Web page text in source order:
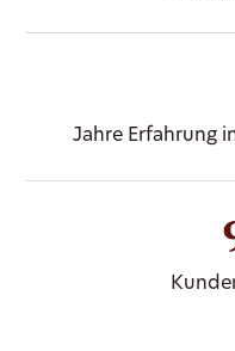
Jahre Erfahrung